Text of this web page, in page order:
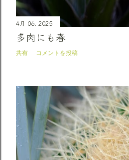
4月 06, 2025
多肉にも春
共有 コメントを投稿